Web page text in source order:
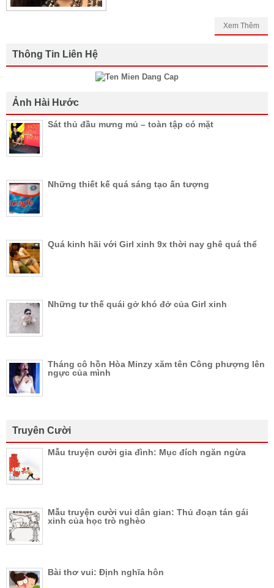
Xem Thêm
Thông Tin Liên Hệ
Ảnh Hài Hước
Sát thủ đầu mưng mủ – toàn tập có mặt
Những thiết kế quá sáng tạo ấn tượng
Quá kinh hãi với Girl xinh 9x thời nay ghê quá thể
Những tư thế quái gở khó đở của Girl xinh
Tháng cô hồn Hòa Minzy xăm tên Công phượng lên
ngực của mình
Truyên Cười
Mẫu truyện cười gia đình: Mục đích ngăn ngừa
Mẫu truyện cười vui dân gian: Thủ đoạn tán gái
xinh của học trò nghèo
Bài thơ vui: Định nghĩa hôn